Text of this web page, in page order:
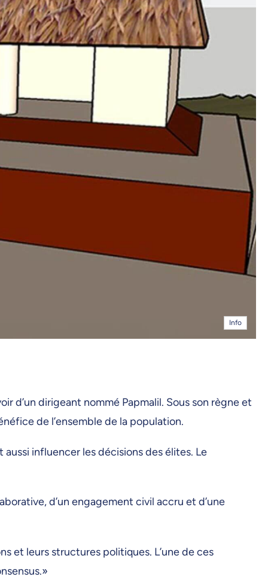
Info
d’un dirigeant nommé Papmalil. Sous son règne et
de l’ensemble de la population.
influencer les décisions des élites. Le
d’un engagement civil accru et d’une
et leurs structures politiques. L’une de ces